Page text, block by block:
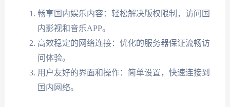
畅享国内娱乐内容：轻松解决版权限制，访问国
内影视和音乐APP。
高效稳定的网络连接：优化的服务器保证流畅访
问体验。
用户友好的界面和操作：简单设置，快速连接到
国内网络。